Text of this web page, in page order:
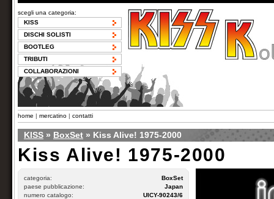
scegli una categoria:
KISS
DISCHI SOLISTI
BOOTLEG
TRIBUTI
COLLABORAZIONI
home | mercatino | contatti
KISS » BoxSet » Kiss Alive! 1975-2000
Kiss Alive! 1975-2000
categoria:
BoxSet
paese pubblicazione:
Japan
numero catalogo:
UICY-90243/6